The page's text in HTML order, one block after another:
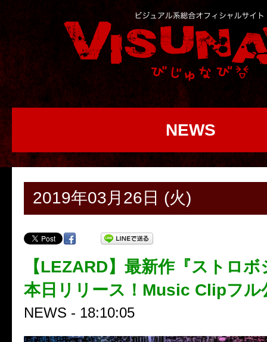
NEWS
2019年03月26日 (火)
【LEZARD】最新作『ストロ
本日リリース！Music Clipフル
NEWS - 18:10:05